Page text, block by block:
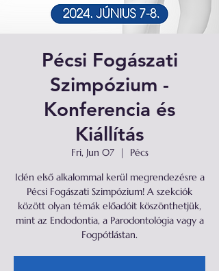
Pécsi Fogászati
Szimpózium -
Konferencia és
Kiállítás
Fri, Jun 07
  |
Pécs
Idén első alkalommal kerül megrendezésre a
Pécsi Fogászati Szimpózium! A szekciók
között olyan témák előadóit köszönthetjük,
mint az Endodontia, a Parodontológia vagy a
Fogpótlástan.